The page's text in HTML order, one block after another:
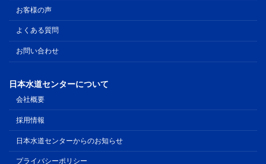
お客様の声
よくある質問
お問い合わせ
日本水道センターについて
会社概要
採用情報
日本水道センターからのお知らせ
プライバシーポリシー